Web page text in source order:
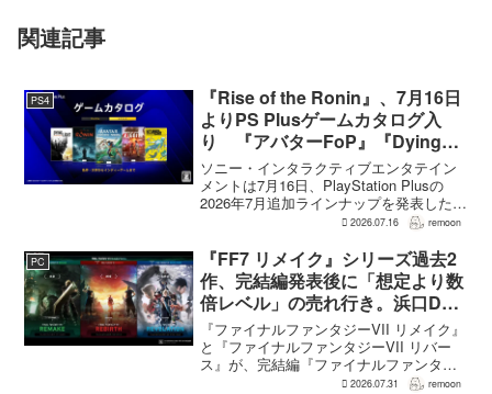
関連記事
PS4
『Rise of the Ronin』、7月16日
よりPS Plusゲームカタログ入
り 『アバターFoP』『Dying
Light』なども順次配信
ソニー・インタラクティブエンタテイン
メントは7月16日、PlayStation Plusの
2026年7月追加ラインナップを発表した。
幕末の日本を舞台とするTeam NINJAのオ
the Ron...
2026.07.16 remoon
PC
『FF7 リメイク』シリーズ過去2
作、完結編発表後に「想定より数
倍レベル」の売れ行き。浜口Dが
明かす
『ファイナルファンタジーVII リメイク』
と『ファイナルファンタジーVII リバー
ス』が、完結編『ファイナルファンタジ
ーVII リベレーション』の発表後、「我々
2026.07.31 remoon